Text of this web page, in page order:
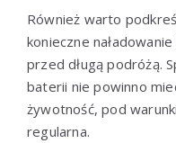
Również warto
konieczne
przed długą podróżą.
baterii nie powinno
żywotność, pod
regularna.